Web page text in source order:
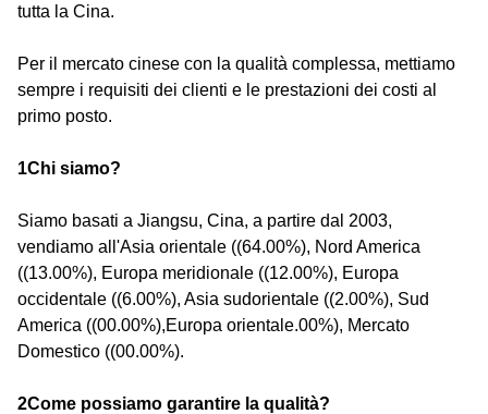
tutta la Cina.
Per il mercato cinese con la qualità complessa, mettiamo
sempre i requisiti dei clienti e le prestazioni dei costi al
primo posto.
1Chi siamo?
Siamo basati a Jiangsu, Cina, a partire dal 2003,
vendiamo all'Asia orientale ((64.00%), Nord America
((13.00%), Europa meridionale ((12.00%), Europa
occidentale ((6.00%), Asia sudorientale ((2.00%), Sud
America ((00.00%),Europa orientale.00%), Mercato
Domestico ((00.00%).
2Come possiamo garantire la qualità?